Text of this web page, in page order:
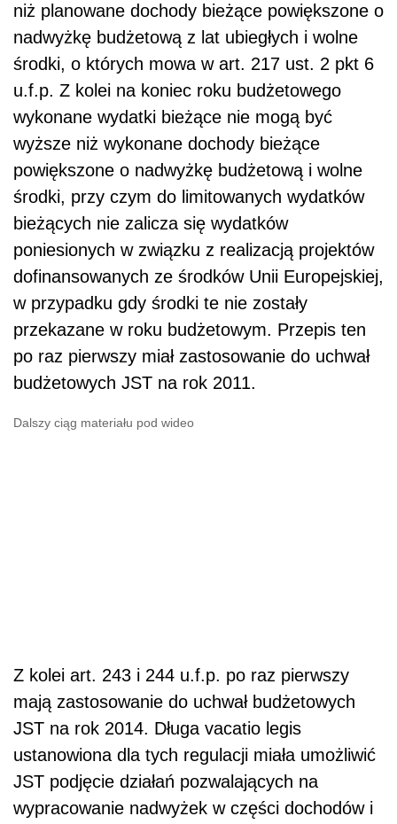
niż planowane dochody bieżące powiększone o
nadwyżkę budżetową z lat ubiegłych i wolne
środki, o których mowa w art. 217 ust. 2 pkt 6
u.f.p. Z kolei na koniec roku budżetowego
wykonane wydatki bieżące nie mogą być
wyższe niż wykonane dochody bieżące
powiększone o nadwyżkę budżetową i wolne
środki, przy czym do limitowanych wydatków
bieżących nie zalicza się wydatków
poniesionych w związku z realizacją projektów
dofinansowanych ze środków Unii Europejskiej,
w przypadku gdy środki te nie zostały
przekazane w roku budżetowym. Przepis ten
po raz pierwszy miał zastosowanie do uchwał
budżetowych JST na rok 2011.
Dalszy ciąg materiału pod wideo
Z kolei art. 243 i 244 u.f.p. po raz pierwszy
mają zastosowanie do uchwał budżetowych
JST na rok 2014. Długa vacatio legis
ustanowiona dla tych regulacji miała umożliwić
JST podjęcie działań pozwalających na
wypracowanie nadwyżek w części dochodów i